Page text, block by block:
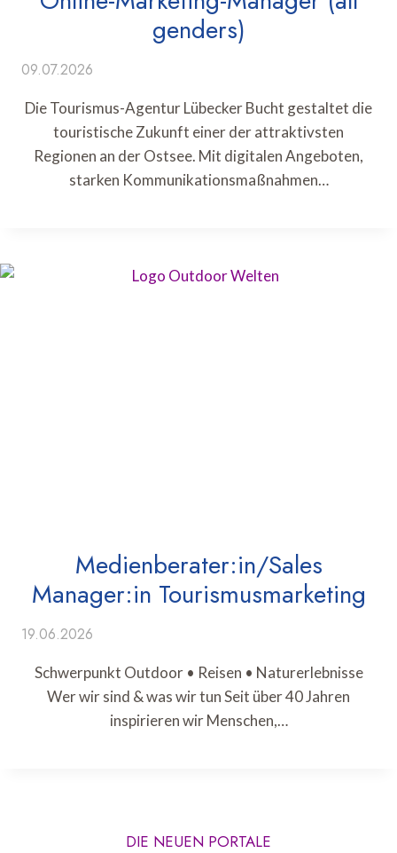
genders)
09.07.2026
Die Tourismus-Agentur Lübecker Bucht gestaltet die
touristische Zukunft einer der attraktivsten
Regionen an der Ostsee. Mit digitalen Angeboten,
starken Kommunikationsmaßnahmen…
Medienberater:in/Sales
Manager:in Tourismusmarketing
19.06.2026
Schwerpunkt Outdoor • Reisen • Naturerlebnisse
Wer wir sind & was wir tun Seit über 40 Jahren
inspirieren wir Menschen,…
DIE NEUEN PORTALE